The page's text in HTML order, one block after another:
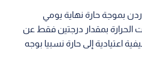
بموجة حارة نهاية يومي
الحرارة بمقدار درجتين فقط عن
اعتيادية إلى حارة نسبيا بوجه